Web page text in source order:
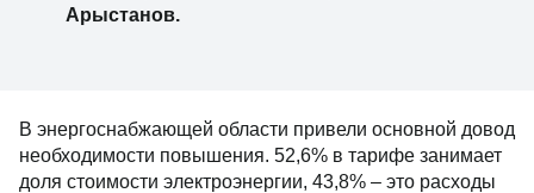
Арыстанов.
В энергоснабжающей области привели основной довод
необходимости повышения. 52,6% в тарифе занимает
доля стоимости электроэнергии, 43,8% – это расходы